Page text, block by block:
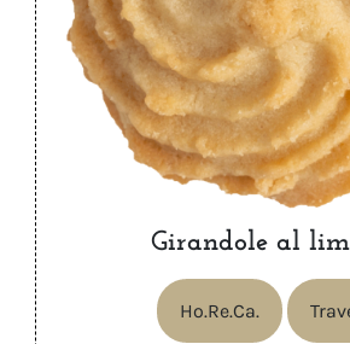
Girandole al
Ho.Re.Ca.